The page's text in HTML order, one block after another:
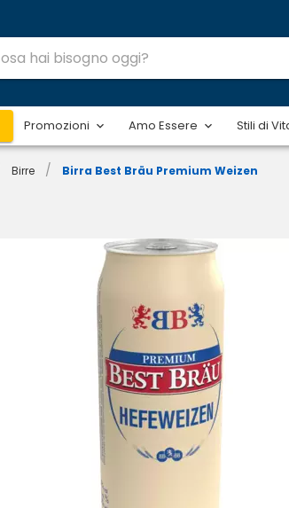
Promozioni Amo Essere Stili di
Birre / Birra Best Bräu Premium Weizen